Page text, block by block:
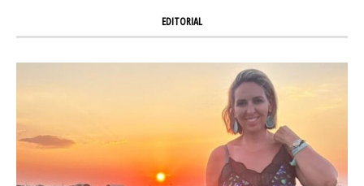
EDITORIAL